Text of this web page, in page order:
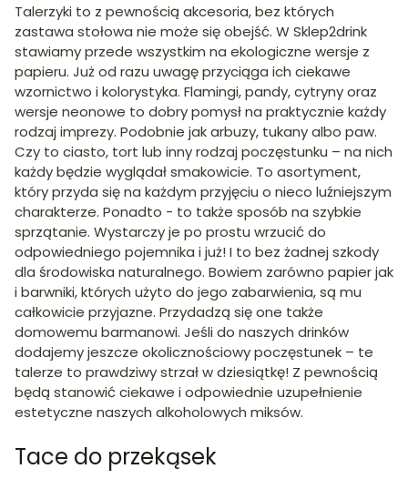
Talerzyki to z pewnością akcesoria, bez których
zastawa stołowa nie może się obejść. W Sklep2drink
stawiamy przede wszystkim na ekologiczne wersje z
papieru. Już od razu uwagę przyciąga ich ciekawe
wzornictwo i kolorystyka. Flamingi, pandy, cytryny oraz
wersje neonowe to dobry pomysł na praktycznie każdy
rodzaj imprezy. Podobnie jak arbuzy, tukany albo paw.
Czy to ciasto, tort lub inny rodzaj poczęstunku – na nich
każdy będzie wyglądał smakowicie. To asortyment,
który przyda się na każdym przyjęciu o nieco luźniejszym
charakterze. Ponadto - to także sposób na szybkie
sprzątanie. Wystarczy je po prostu wrzucić do
odpowiedniego pojemnika i już! I to bez żadnej szkody
dla środowiska naturalnego. Bowiem zarówno papier jak
i barwniki, których użyto do jego zabarwienia, są mu
całkowicie przyjazne. Przydadzą się one także
domowemu barmanowi. Jeśli do naszych drinków
dodajemy jeszcze okolicznościowy poczęstunek – te
talerze to prawdziwy strzał w dziesiątkę! Z pewnością
będą stanowić ciekawe i odpowiednie uzupełnienie
estetyczne naszych alkoholowych miksów.
Tace do przekąsek